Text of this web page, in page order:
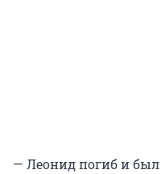
— Леонид погиб и был